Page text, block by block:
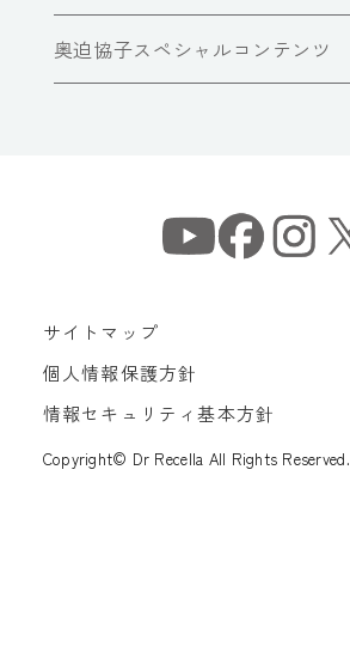
奥迫協子スペシャルコンテンツ
サイトマップ
個人情報保護方針
情報セキュリティ基本方針
Copyright© Dr Recella All Rights Reserved.